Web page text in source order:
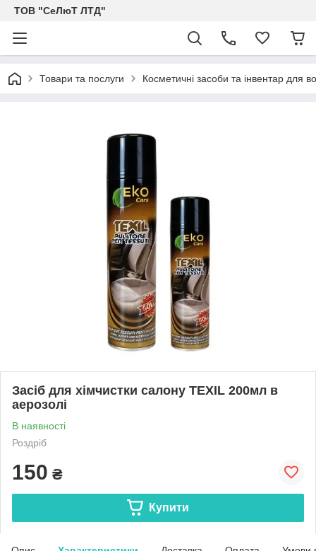
ТОВ "СеЛюТ ЛТД"
Товари та послуги Косметичні засоби та інвентар для
Засіб для хімчистки салону TEXIL 200мл в
аерозолі
В наявності
Роздріб
150 ₴
Купити